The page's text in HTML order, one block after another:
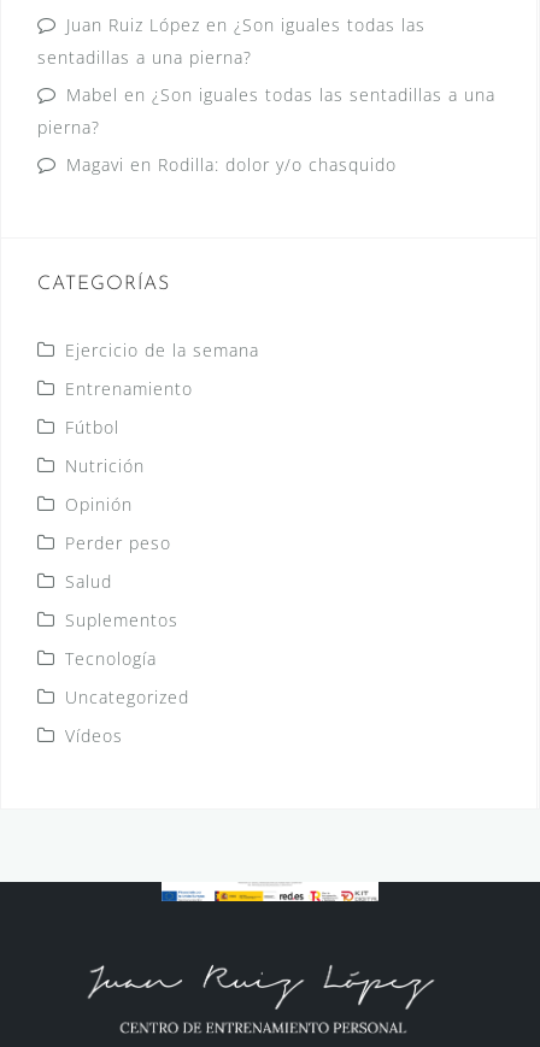
Juan Ruiz López en ¿Son iguales todas las
sentadillas a una pierna?
Mabel en ¿Son iguales todas las sentadillas a una
pierna?
Magavi en Rodilla: dolor y/o chasquido
CATEGORÍAS
Ejercicio de la semana
Entrenamiento
Fútbol
Nutrición
Opinión
Perder peso
Salud
Suplementos
Tecnología
Uncategorized
Vídeos